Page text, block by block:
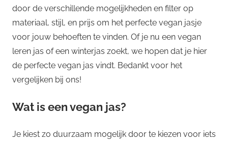
door de verschillende mogelijkheden en filter op
materiaal, stijl, en prijs om het perfecte vegan jasje
voor jouw behoeften te vinden. Of je nu een vegan
leren jas of een winterjas zoekt, we hopen dat je hier
de perfecte vegan jas vindt. Bedankt voor het
vergelijken bij ons!
Wat is een vegan jas?
Je kiest zo duurzaam mogelijk door te kiezen voor iets